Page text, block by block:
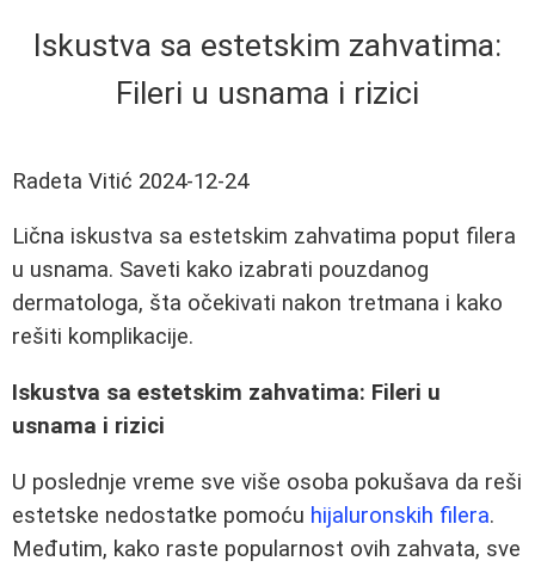
Iskustva sa estetskim zahvatima:
Fileri u usnama i rizici
Radeta Vitić 2024-12-24
Lična iskustva sa estetskim zahvatima poput filera
u usnama. Saveti kako izabrati pouzdanog
dermatologa, šta očekivati nakon tretmana i kako
rešiti komplikacije.
Iskustva sa estetskim zahvatima: Fileri u
usnama i rizici
U poslednje vreme sve više osoba pokušava da reši
estetske nedostatke pomoću hijaluronskih filera.
Međutim, kako raste popularnost ovih zahvata, sve